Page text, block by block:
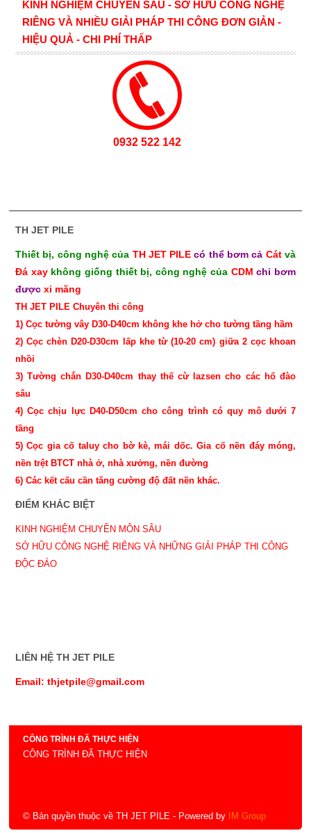
CÔNG TRÌNH ĐÃ THỰC HIỆN
CÔNG TRÌNH ĐÃ THỰC HIỆN
KINH NGHIỆM CHUYÊN SÂU - SỞ HỮU CÔNG NGHỆ
RIÊNG VÀ NHIỀU GIẢI PHÁP THI CÔNG ĐƠN GIẢN -
HIỆU QUẢ - CHI PHÍ THẤP
0932 522 142
TH JET PILE
Thiết bị, công nghệ của TH JET PILE có thể bơm cả Cátvà
Đá xaykhông giống thiết bị, công nghệ của CDMchỉ bơm
được xi măng
TH JET PILE Chuyên thi công
1) Cọc tường vây D30-D40cm không khe hở cho tường tầng hầm
2) Cọc chèn D20-D30cm lấp khe từ (10-20 cm) giữa 2 cọc khoan
nhồi
3) Tường chắn D30-D40cm thay thế cừ lazsen cho các hố đào
sâu
4) Cọc chịu lực D40-D50cm cho công trình có quy mô dưới 7
tầng
5) Cọc gia cố taluy cho bờ kè, mái dốc. Gia cố nền đáy móng,
nền trệt BTCT nhà ở, nhà xưởng, nền đường
6) Các kết cấu cần tăng cường độ đất nền khác.
ĐIỂM KHÁC BIỆT
KINH NGHIỆM CHUYÊN MÔN SÂU
SỞ HỮU CÔNG NGHỆ RIÊNG VÀ NHỮNG GIẢI PHÁP THI CÔNG
ĐỘC ĐÁO
LIÊN HỆ TH JET PILE
Email: thjetpile@gmail.com
© Bản quyền thuộc về TH JET PILE - Powered by IM Group